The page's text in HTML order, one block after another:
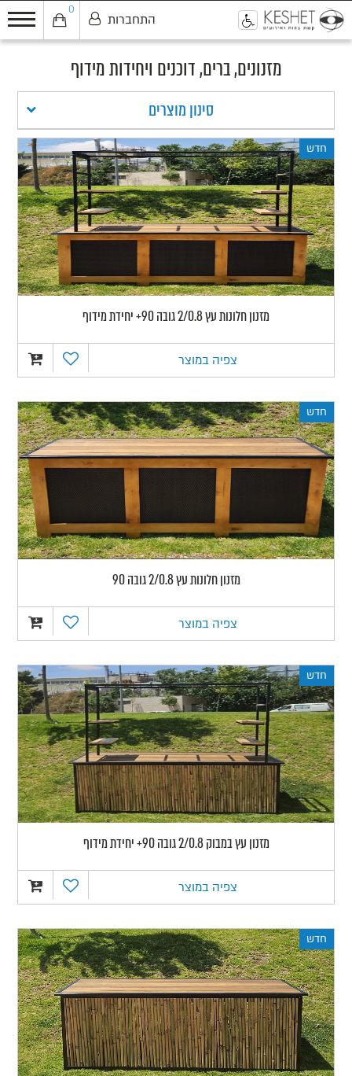
0
0
התחברות
מזנונים, ברים, דוכנים ויחידות מידוף
סינון מוצרים
מזנון חלונות עץ 2/0.8 גובה 90+ יחידת מידוף
צפיה במוצר
חדש
מזנון חלונות עץ 2/0.8 גובה 90
צפיה במוצר
חדש
מזנון עץ במבוק 2/0.8 גובה 90+ יחידת מידוף
צפיה במוצר
חדש
חדש